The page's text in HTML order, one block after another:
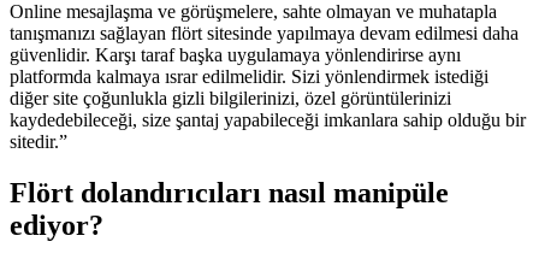
Online mesajlaşma ve görüşmelere, sahte olmayan ve muhatapla
tanışmanızı sağlayan flört sitesinde yapılmaya devam edilmesi daha
güvenlidir. Karşı taraf başka uygulamaya yönlendirirse aynı
platformda kalmaya ısrar edilmelidir. Sizi yönlendirmek istediği
diğer site çoğunlukla gizli bilgilerinizi, özel görüntülerinizi
kaydedebileceği, size şantaj yapabileceği imkanlara sahip olduğu bir
sitedir.”
Flört dolandırıcıları nasıl manipüle
ediyor?